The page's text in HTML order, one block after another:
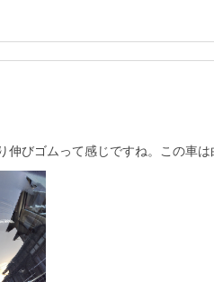
びゴムって感じですね。この車は